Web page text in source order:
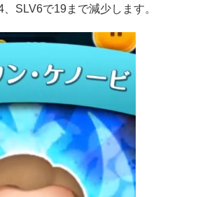
SLV6で19まで減少します。